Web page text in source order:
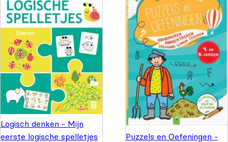
Logisch denken - Mijn
eerste logische spelletjes
Puzzels en Oefeningen -